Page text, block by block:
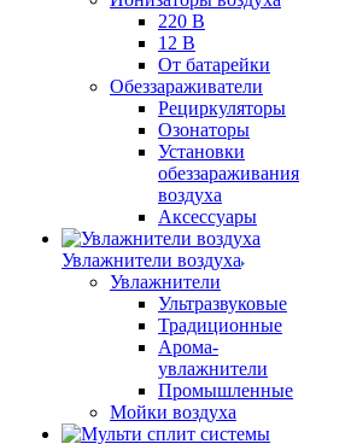
220 В
12 В
От батарейки
Обеззараживатели
Рециркуляторы
Озонаторы
Установки
обеззараживания
воздуха
Аксессуары
Увлажнители воздуха
Увлажнители
Ультразвуковые
Традиционные
Арома-
увлажнители
Промышленные
Мойки воздуха